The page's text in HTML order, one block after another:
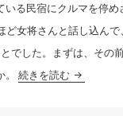
いる民宿にクルマを停め
ど女将さんと話し込ん
でした。まずは、その
続きを読む 腕の差を